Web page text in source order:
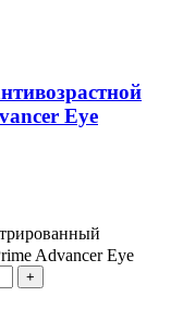
Eye
Advancer Eye